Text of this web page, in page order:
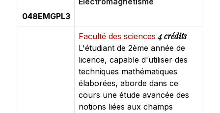
048EMGPL3
Faculté des sciences4 crédits
L'étudiant de 2ème année de
licence, capable d'utiliser des
techniques mathématiques
élaborées, aborde dans ce
cours une étude avancée des
notions liées aux champs